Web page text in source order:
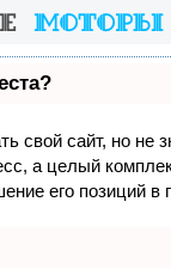
свой сайт, но не
а целый
его позиций в